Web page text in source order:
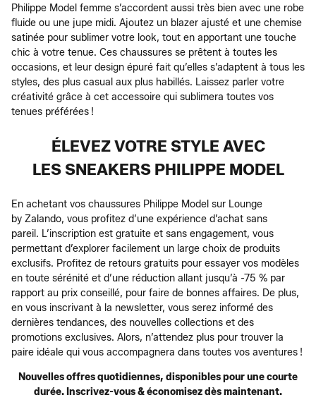
Philippe Model femme s’accordent aussi très bien avec une robe
fluide ou une jupe midi. Ajoutez un blazer ajusté et une chemise
satinée pour sublimer votre look, tout en apportant une touche
chic à votre tenue. Ces chaussures se prêtent à toutes les
occasions, et leur design épuré fait qu’elles s’adaptent à tous les
styles, des plus casual aux plus habillés. Laissez parler votre
créativité grâce à cet accessoire qui sublimera toutes vos
tenues préférées !
ÉLEVEZ VOTRE STYLE AVEC
LES SNEAKERS PHILIPPE MODEL
En achetant vos chaussures Philippe Model sur Lounge
by Zalando, vous profitez d’une expérience d’achat sans
pareil. L’inscription est gratuite et sans engagement, vous
permettant d’explorer facilement un large choix de produits
exclusifs. Profitez de retours gratuits pour essayer vos modèles
en toute sérénité et d’une réduction allant jusqu’à -75 % par
rapport au prix conseillé, pour faire de bonnes affaires. De plus,
en vous inscrivant à la newsletter, vous serez informé des
dernières tendances, des nouvelles collections et des
promotions exclusives. Alors, n’attendez plus pour trouver la
paire idéale qui vous accompagnera dans toutes vos aventures !
Nouvelles offres quotidiennes, disponibles pour une courte
durée. Inscrivez-vous & économisez dès maintenant.